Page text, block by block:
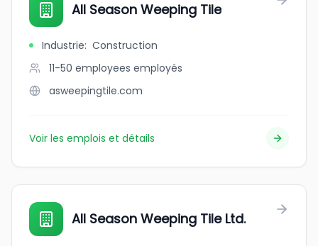
All Season Weeping Tile
Industrie: Construction
11-50 employees employés
asweepingtile.com
Voir les emplois et détails
All Season Weeping Tile Ltd.